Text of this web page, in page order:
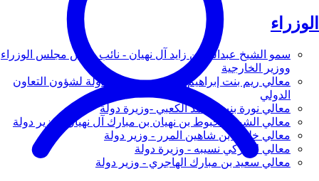
الوزراء
سمو الشيخ عبدالله بن زايد آل نهيان - نائب رئيس مجلس الوزراء
ووزير الخارجية
معالي ريم بنت إبراهيم الهاشمي - وزيرة دولة لشؤون التعاون
الدولي
معالي نورة بنت محمد الكعبي -وزيرة دولة
معالي الشيخ شخبوط بن نهيان بن مبارك آل نهيان - وزير دولة
معالي خليفة بن شاهين المرر - وزير دولة
معالي لانا زكي نسيبه - وزيرة دولة
معالي سعيد بن مبارك الهاجري - وزير دولة